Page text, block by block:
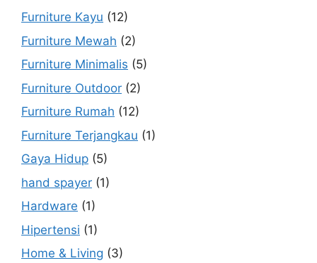
Furniture Kayu (12)
Furniture Mewah (2)
Furniture Minimalis (5)
Furniture Outdoor (2)
Furniture Rumah (12)
Furniture Terjangkau (1)
Gaya Hidup (5)
hand spayer (1)
Hardware (1)
Hipertensi (1)
Home & Living (3)